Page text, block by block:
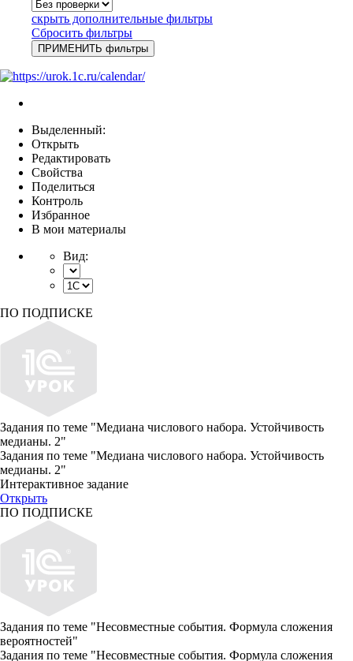
скрыть дополнительные фильтры
Сбросить фильтры
Выделенный:
Открыть
Редактировать
Свойства
Поделиться
Контроль
Избранное
В мои материалы
Вид:
ПО ПОДПИСКЕ
Задания по теме "Медиана числового набора. Устойчивость
медианы. 2"
Задания по теме "Медиана числового набора. Устойчивость
медианы. 2"
Интерактивное задание
Открыть
ПО ПОДПИСКЕ
Задания по теме "Несовместные события. Формула сложения
вероятностей"
Задания по теме "Несовместные события. Формула сложения